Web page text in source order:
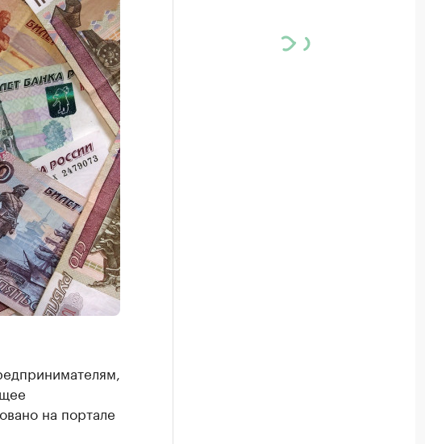
на портале